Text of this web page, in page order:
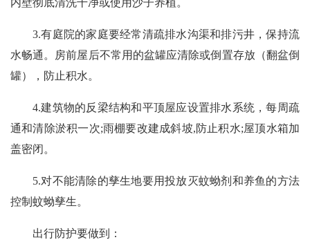
内壁彻底清洗干净或使用沙子养植。
3.有庭院的家庭要经常清疏排水沟渠和排污井，保持流
水畅通。房前屋后不常用的盆罐应清除或倒置存放（翻盆倒
罐），防止积水。
4.建筑物的反梁结构和平顶屋应设置排水系统，每周疏
通和清除淤积一次;雨棚要改建成斜坡,防止积水;屋顶水箱加
盖密闭。
5.对不能清除的孳生地要用投放灭蚊蚴剂和养鱼的方法
控制蚊蚴孳生。
出行防护要做到：